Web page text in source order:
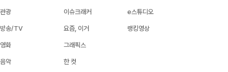
관광
방송/TV
영화
음악
이슈크래커
요즘, 이거
그래픽스
한 컷
e스튜디오
랭킹영상